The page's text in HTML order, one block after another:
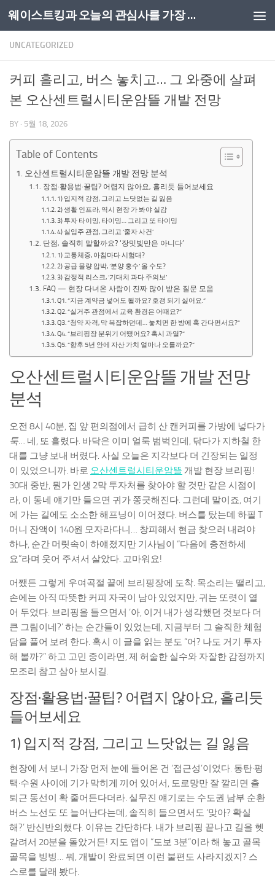
Skip to content 웨이스트킹과 오늘의 관심사를 가장 쉽게 풀어내는 공간
UNCATEGORIZED
커피 흘리고, 버스 놓치고… 그 와중에 살펴
본 오산센트럴시티운암뜰 개발 전망
BY · 5월 18, 2026
Table of Contents
오산센트럴시티운암뜰 개발 전망 분석
장점·활용법·꿀팁? 어렵지 않아요, 흘리듯 들어보세요
1) 입지적 강점, 그리고 느닷없는 길 잃음
2) 생활 인프라, 역시 현장 가 봐야 실감
3) 투자 타이밍, 타이밍… 그리고 또 타이밍
4) 실입주 관점, 그리고 ‘줄자 사건’
단점, 솔직히 말할까요? ‘장밋빛만은 아니다’
1) 교통체증, 아침마다 시험대?
2) 공급 물량 압박, ‘분양 홍수’ 올 수도?
3) 감정적 리스크, ‘기대치 과다 주의보’
FAQ — 현장 다녀온 사람이 진짜 많이 받은 질문 모음
Q1. “지금 계약금 넣어도 될까요? 호갱 되기 싫어요.”
Q2. “실거주 관점에서 교육 환경은 어때요?”
Q3. “청약 자격, 막 복잡하던데… 놓치면 한 방에 훅 간다면서요?”
Q4. “브리핑장 분위기 어땠어요? 혹시 과열?”
Q5. “향후 5년 안에 자산 가치 얼마나 오를까요?”
오산센트럴시티운암뜰 개발 전망
분석
오전 8시 40분, 집 앞 편의점에서 급히 산 캔커피를 가방에 넣다가
툭… 네, 또 흘렸다. 바닥은 이미 얼룩 범벅인데, 닦다가 지하철 한
대를 그냥 보내 버렸다. 사실 오늘은 지각보다 더 긴장되는 일정
이 있었으니까. 바로 오산센트럴시티운암뜰 개발 현장 브리핑!
30대 중반, 뭔가 인생 2막 투자처를 찾아야 할 것만 같은 시점이
라, 이 동네 얘기만 들으면 귀가 쫑긋해진다. 그런데 말이죠, 여기
에 가는 길에도 소소한 해프닝이 이어졌다. 버스를 탔는데 하필 T
머니 잔액이 140원 모자라다니… 창피해서 현금 찾으러 내려야
하나, 순간 머릿속이 하얘졌지만 기사님이 “다음에 충전하세
요”라며 웃어 주셔서 살았다. 고마워요!
어쨌든 그렇게 우여곡절 끝에 브리핑장에 도착. 목소리는 떨리고,
손에는 아직 따뜻한 커피 자국이 남아 있었지만, 귀는 또렷이 열
어 두었다. 브리핑을 들으면서 ‘아, 이거 내가 생각했던 것보다 더
큰 그림이네?’ 하는 순간들이 있었는데, 지금부터 그 솔직한 체험
담을 풀어 보려 한다. 혹시 이 글을 읽는 분도 “어? 나도 거기 투자
해 볼까?” 하고 고민 중이라면, 제 허술한 실수와 자잘한 감정까지
모조리 참고 삼아 보시길.
장점·활용법·꿀팁? 어렵지 않아요, 흘리듯
들어보세요
1) 입지적 강점, 그리고 느닷없는 길 잃음
현장에 서 보니 가장 먼저 눈에 들어온 건 ‘접근성’이었다. 동탄·평
택·수원 사이에 기가 막히게 끼어 있어서, 도로망만 잘 깔리면 출
퇴근 동선이 확 줄어든다더라. 실무진 얘기로는 수도권 남부 순환
버스 노선도 또 늘어난다는데, 솔직히 들으면서도 ‘맞아? 확실
해?’ 반신반의했다. 이유는 간단하다. 내가 브리핑 끝나고 길을 헷
갈려서 20분을 돌았거든! 지도 앱이 “도보 3분”이라 해 놓고 골목
골목을 빙빙… 뭐, 개발이 완료되면 이런 불편도 사라지겠지? 스
스로를 달래 봤다.